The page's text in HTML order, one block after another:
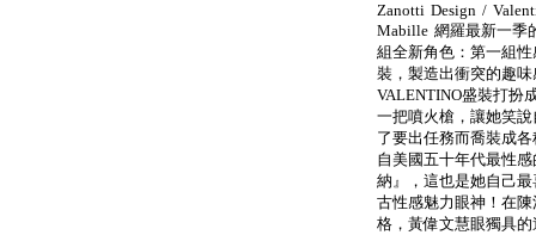
Zanotti Design /
Mabille 網羅最新一季
組全新角色：第一組
裝，製造出衝突的趣
VALENTINO盛裝打扮
一把噴火槍，讓她笑
了要出任務而喬裝成
自美國五十年代最性
納』，這也是她自己
古性感魅力眼神！在
格，黃偉文慧眼獨具